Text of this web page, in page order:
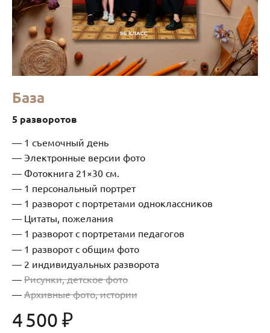
База
5 разворотов
1 съемочный день
Электронные версии фото
Фотокнига 21×30 см.
1 персональный портрет
1 разворот с портретами одноклассников
Цитаты, пожелания
1 разворот с портретами педагогов
1 разворот с общим фото
2 индивидуальных разворота
Рисунки, детское фото
Архивные фото, истории
4 500 ₽